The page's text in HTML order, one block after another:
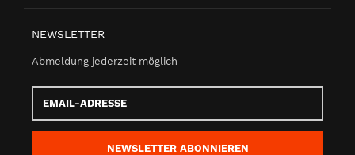
NEWSLETTER
Abmeldung jederzeit möglich
Email-
Adresse
NEWSLETTER ABONNIEREN